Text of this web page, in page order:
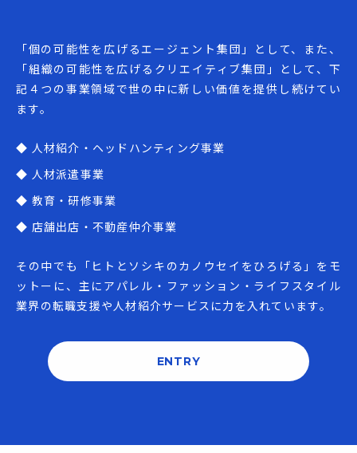
「個の可能性を広げるエージェント集団」として、また、
「組織の可能性を広げるクリエイティブ集団」として、下
記４つの事業領域で世の中に新しい価値を提供し続けてい
ます。
◆ 人材紹介・ヘッドハンティング事業
◆ 人材派遣事業
◆ 教育・研修事業
◆ 店舗出店・不動産仲介事業
その中でも「ヒトとソシキのカノウセイをひろげる」をモ
ットーに、主にアパレル・ファッション・ライフスタイル
業界の転職支援や人材紹介サービスに力を入れています。
ENTRY